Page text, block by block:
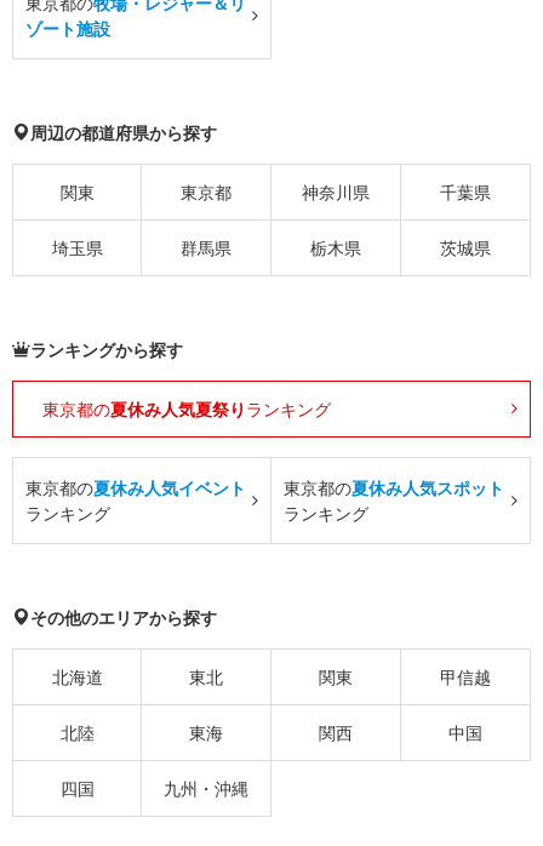
ゾート施設
周辺の都道府県から探す
関東 東京都 神奈川県 千葉県
埼玉県 群馬県 栃木県 茨城県
ランキングから探す
東京都の夏休み人気夏祭り ランキング
東京都の夏休み人気イベント
ランキング
東京都の夏休み人気スポット
ランキング
その他のエリアから探す
北海道 東北 関東 甲信越
北陸 東海 関西 中国
四国 九州・沖縄